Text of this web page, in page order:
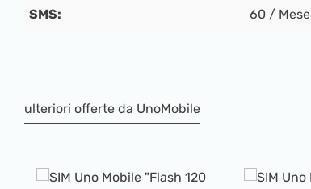
SMS: 60 / Mese
ulteriori offerte da UnoMobile